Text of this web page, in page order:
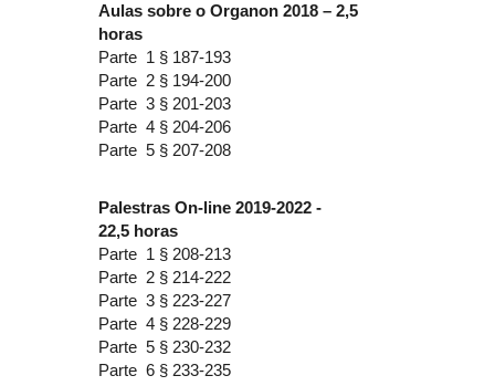
Aulas sobre o Organon 2018 – 2,5
horas
Parte 1 § 187-193
Parte 2 § 194-200
Parte 3 § 201-203
Parte 4 § 204-206
Parte 5 § 207-208
Palestras On-line 2019-2022 -
22,5 horas
Parte 1 § 208-213
Parte 2 § 214-222
Parte 3 § 223-227
Parte 4 § 228-229
Parte 5 § 230-232
Parte 6 § 233-235